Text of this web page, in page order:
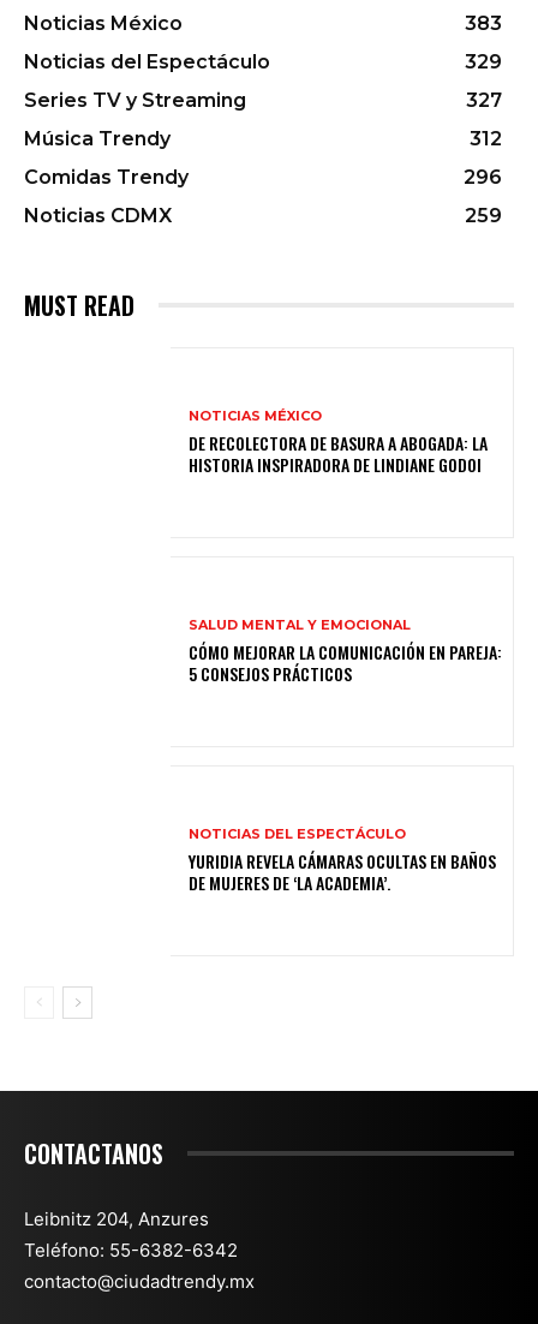
Noticias México
383
Noticias del Espectáculo
329
Series TV y Streaming
327
Música Trendy
312
Comidas Trendy
296
Noticias CDMX
259
MUST READ
NOTICIAS MÉXICO
DE RECOLECTORA DE BASURA A ABOGADA: LA
HISTORIA INSPIRADORA DE LINDIANE GODOI
SALUD MENTAL Y EMOCIONAL
CÓMO MEJORAR LA COMUNICACIÓN EN PAREJA:
5 CONSEJOS PRÁCTICOS
NOTICIAS DEL ESPECTÁCULO
YURIDIA REVELA CÁMARAS OCULTAS EN BAÑOS
DE MUJERES DE ‘LA ACADEMIA’.
CONTACTANOS
Leibnitz 204, Anzures
Teléfono: 55-6382-6342
contacto@ciudadtrendy.mx